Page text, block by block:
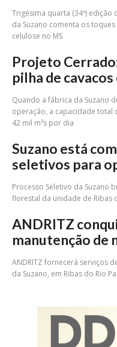
Trigésima quarta (34ª)
da Suzano comenta os
celulose no MS
Projeto
pilha de
Quando a fábrica da Suzano
operação, a capacidade total
42 mil m³s por dia
Suzano está
seletivos para
Processo Seletivo da Suzano
florestal da unidade de Ribas
ANDRITZ
manutenção de
ANDRITZ fornecerá serviços
da Suzano, em Ribas do Rio